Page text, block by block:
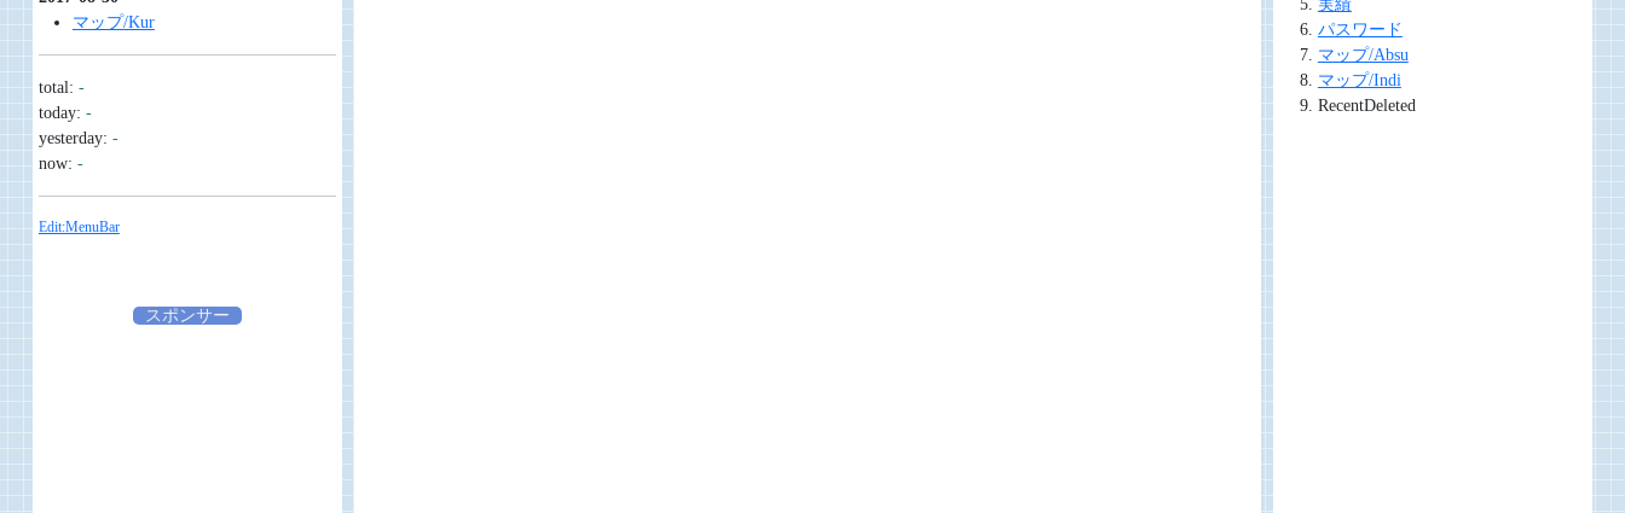
マップ/Kur
total: -
today: -
yesterday: -
now: -
Edit:MenuBar
スポンサー
実績
パスワード
マップ/Absu
マップ/Indi
RecentDeleted